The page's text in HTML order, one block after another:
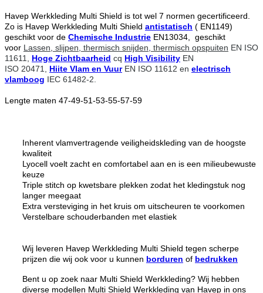
Havep Werkkleding Multi Shield is tot wel 7 normen gecertificeerd.
Zo is Havep Werkkleding Multi Shield antistatisch ( EN1149)
geschikt voor de Chemische Industrie EN13034, geschikt
voor Lassen, slijpen, thermisch snijden, thermisch opspuiten EN ISO
11611, Hoge Zichtbaarheid cq High Visibility EN
ISO 20471, Hiite Vlam en VuurEN ISO 11612 en electrisch
vlamboog IEC 61482-2.
Lengte maten 47-49-51-53-55-57-59
Inherent vlamvertragende veiligheidskleding van de hoogste
kwaliteit
Lyocell voelt zacht en comfortabel aan en is een milieubewuste
keuze
Triple stitch op kwetsbare plekken zodat het kledingstuk nog
langer meegaat
Extra versteviging in het kruis om uitscheuren te voorkomen
Verstelbare schouderbanden met elastiek
Wij leveren Havep Werkkleding Multi Shield tegen scherpe
prijzen die wij ook voor u kunnen borduren of bedrukken
Bent u op zoek naar Multi Shield Werkkleding? Wij hebben
diverse modellen Multi Shield Werkkleding van Havep in ons